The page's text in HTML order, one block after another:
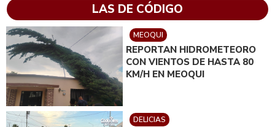
LAS DE CÓDIGO
MEOQUI
REPORTAN HIDROMETEORO
CON VIENTOS DE HASTA 80
KM/H EN MEOQUI
DELICIAS